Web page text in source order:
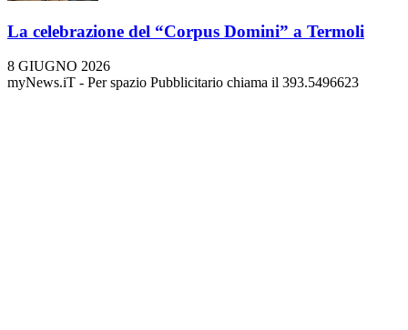
La celebrazione del “Corpus Domini” a Termoli
8 GIUGNO 2026
myNews.iT - Per spazio Pubblicitario chiama il 393.5496623